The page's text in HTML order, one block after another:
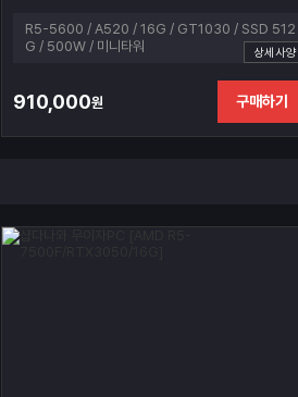
R5-5600 / A520 / 16G / GT1030 / SSD 512
G / 500W / 미니타워
상세사양
910,000원 구매하기